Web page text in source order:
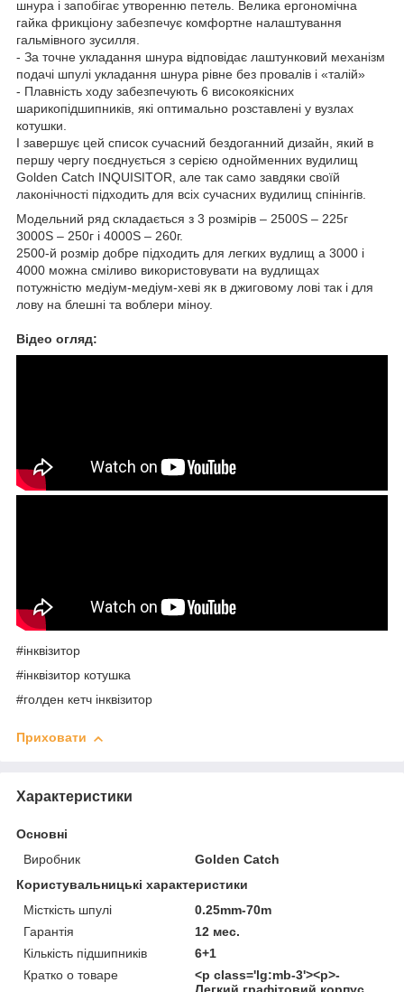
шнура і запобігає утворенню петель. Велика ергономічна
гайка фрикціону забезпечує комфортне налаштування
гальмівного зусилля.
- За точне укладання шнура відповідає лаштунковий механізм
подачі шпулі укладання шнура рівне без провалів і «талій»
- Плавність ходу забезпечують 6 високоякісних
шарикопідшипників, які оптимально розставлені у вузлах
котушки.
І завершує цей список сучасний бездоганний дизайн, який в
першу чергу поєднується з серією однойменних вудилищ
Golden Catch INQUISITOR, але так само завдяки своїй
лаконічності підходить для всіх сучасних вудилищ спінінгів.
Модельний ряд складається з 3 розмірів – 2500S – 225г
3000S – 250г і 4000S – 260г.
2500-й розмір добре підходить для легких вудлищ а 3000 і
4000 можна сміливо використовувати на вудлищах
потужністю медіум-медіум-хеві як в джиговому лові так і для
лову на блешні та воблери міноу.
Відео огляд:
#інквізитор
#інквізитор котушка
#голден кетч інквізитор
Приховати
Характеристики
Основні
Виробник
Golden Catch
Користувальницькі характеристики
Місткість шпулі
0.25mm-70m
Гарантія
12 мес.
Кількість підшипників
6+1
Кратко о товаре
<p class='lg:mb-3'><p>-